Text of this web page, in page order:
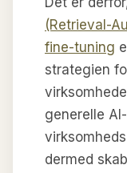
(Retrieval-
fine-tuning
strategien
generelle
dermed